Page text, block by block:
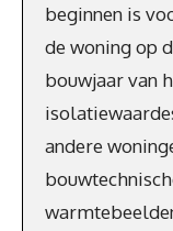
beginnen is
de woning op
bouwjaar van
andere